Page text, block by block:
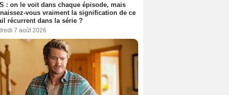
: on le voit dans chaque épisode, mais
vous vraiment la signification de ce
récurrent dans la série ?
7 août 2026